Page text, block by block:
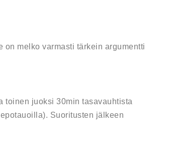
on melko varmasti tärkein argumentti
toinen juoksi 30min tasavauhtista
Suoritusten jälkeen